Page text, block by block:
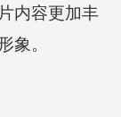
内容更加丰
象。